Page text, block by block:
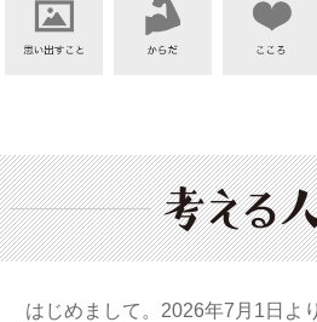
はじめまして。2026年7月1日よ